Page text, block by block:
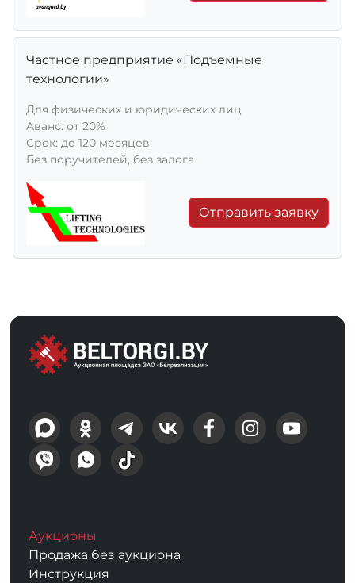
Частное предприятие «Подъемные
технологии»
Для физических и юридических лиц
Aванс: от 20%
Срок: до 120 месяцев
Без поручителей, без залога
Отправить заявку
Аукционы
Продажа без аукциона
Инструкция